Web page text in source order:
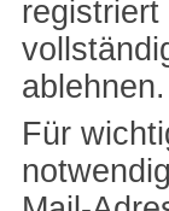
ablehnen.
Für